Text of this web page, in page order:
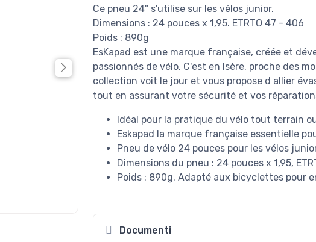
Ce pneu 24" s'utilise sur les vélos junior.
Dimensions : 24 pouces x 1,95. ETRTO 47 - 406
Poids : 890g
EsKapad est une marque française, créée et
passionnés de vélo. C'est en Isère, proche des
collection voit le jour et vous propose d allier
tout en assurant votre sécurité et vos
Idéal pour la pratique du vélo tout terrain
Eskapad la marque française essentielle
Pneu de vélo 24 pouces pour les vélos
Dimensions du pneu : 24 pouces x 1,95,
Poids : 890g. Adapté aux bicyclettes pour
Documenti